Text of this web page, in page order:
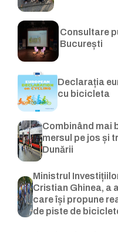
Consultare
București
Declarația
cu bicicleta
Combinând mai
mersul pe jos și
Dunării
Ministrul
Cristian Ghinea, a
care își propune
de piste de